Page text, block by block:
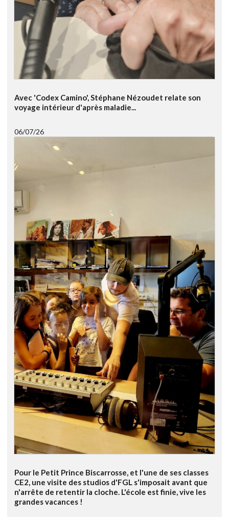
Avec 'Codex Camino', Stéphane Nézoudet relate son
voyage intérieur d'après maladie...
06/07/26
Pour le Petit Prince Biscarrosse, et l'une de ses classes
CE2, une visite des studios d'FGL s'imposait avant que
n'arrête de retentir la cloche. L'école est finie, vive les
grandes vacances !